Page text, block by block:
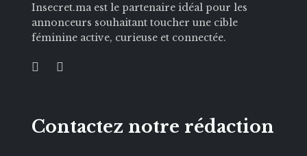
Insecret.ma est le partenaire idéal pour les
annonceurs souhaitant toucher une cible
féminine active, curieuse et connectée.
Contactez notre rédaction